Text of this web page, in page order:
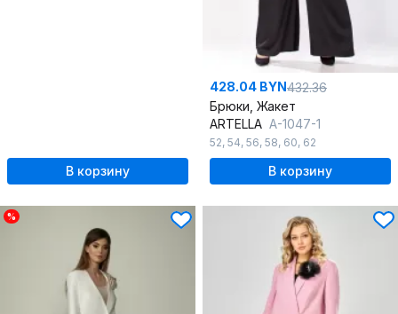
В корзину
428.04 BYN432.36
Брюки, Жакет
ARTELLA А-1047-1
52, 54, 56, 58, 60, 62
В корзину
%